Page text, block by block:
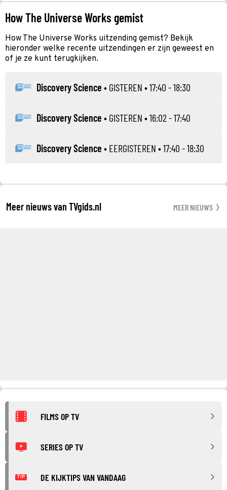
How The Universe Works gemist
How The Universe Works uitzending gemist? Bekijk
hieronder welke recente uitzendingen er zijn geweest en
of je ze kunt terugkijken.
Discovery Science • GISTEREN • 17:40 - 18:30
Discovery Science • GISTEREN • 16:02 - 17:40
Discovery Science • EERGISTEREN • 17:40 - 18:30
Meer nieuws van TVgids.nl MEER NIEUWS
FILMS OP TV
SERIES OP TV
TIP DE KIJKTIPS VAN VANDAAG